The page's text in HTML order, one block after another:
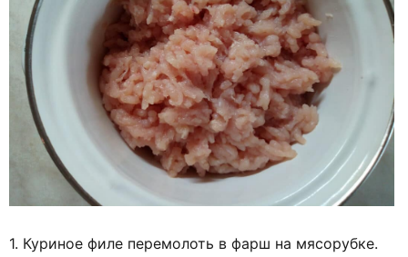
1. Куриное филе перемолоть в фарш на мясорубке.